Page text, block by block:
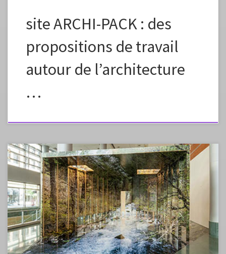
site ARCHI-PACK : des
propositions de travail
autour de l’architecture
…
Fiche élaborée dans le cadre de la continuité pédagogique Fiche à
vous approprier en changeant la formulation, les images, en fonction
des capacités et des références de vos élèves. Préciser dans l’envoi aux
élèves que ce plan de travail est à effectuer en plusieurs étapes, un peu
chaque jour pour élaborer petit à petit une […]